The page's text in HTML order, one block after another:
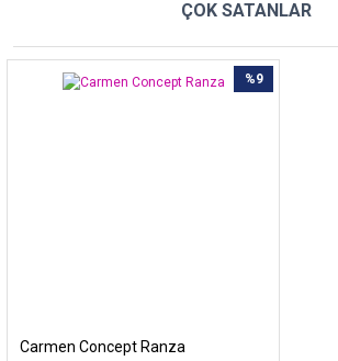
ÇOK SATANLAR
%9
Carmen Concept Ranza